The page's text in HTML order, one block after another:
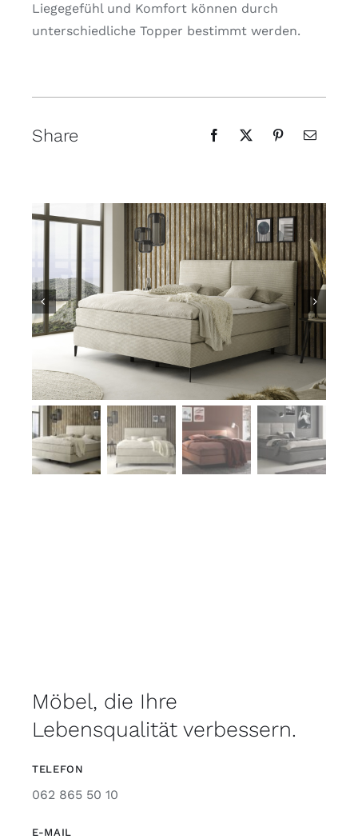
Liegegefühl und Komfort können durch
unterschiedliche Topper bestimmt werden.
Share
Möbel, die Ihre
Lebensqualität verbessern.
TELEFON
062 865 50 10
E-MAIL